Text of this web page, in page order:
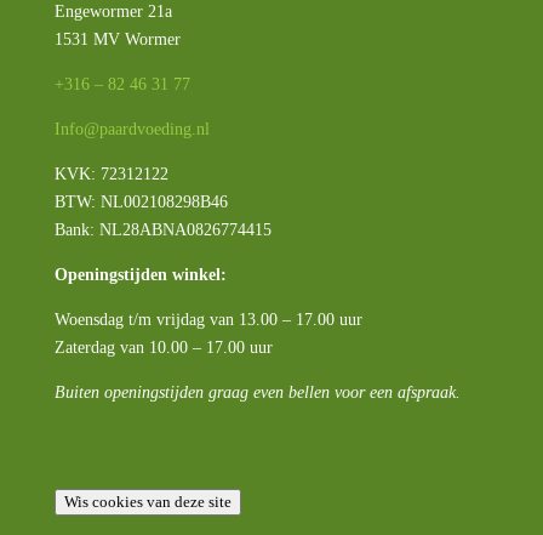
Engewormer 21a
1531 MV Wormer
+316 – 82 46 31 77
Info@paardvoeding.nl
KVK: 72312122
BTW: NL002108298B46
Bank: NL28ABNA0826774415
Openingstijden winkel:
Woensdag t/m vrijdag van 13.00 – 17.00 uur
Zaterdag van 10.00 – 17.00 uur
Buiten openingstijden graag even bellen voor een afspraak.
Wis cookies van deze site